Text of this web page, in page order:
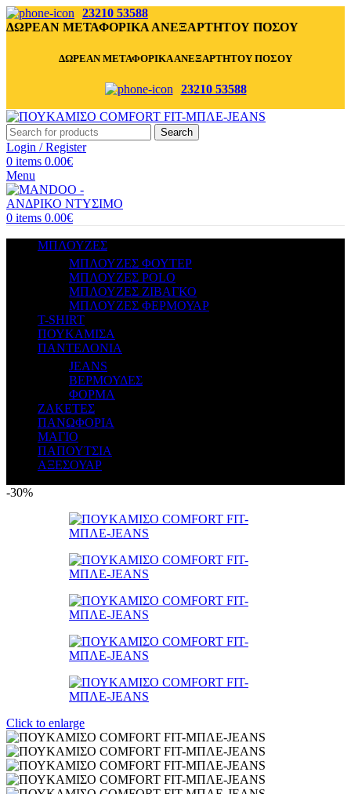
23210 53588
ΔΩΡΕΑΝ ΜΕΤΑΦΟΡΙΚΑ ΑΝΕΞΑΡΤΗΤΟΥ ΠΟΣΟΥ
ΔΩΡΕΑΝ ΜΕΤΑΦΟΡΙΚΑ ΑΝΕΞΑΡΤΗΤΟΥ ΠΟΣΟΥ
23210 53588
Search
Login / Register
0 items 0.00€
Menu
0 items 0.00€
ΜΠΛΟΥΖΕΣ
ΜΠΛΟΥΖΕΣ ΦΟΥΤΕΡ
ΜΠΛΟΥΖΕΣ POLO
ΜΠΛΟΥΖΕΣ ΖΙΒΑΓΚΟ
ΜΠΛΟΥΖΕΣ ΦΕΡΜΟΥΑΡ
T-SHIRT
ΠΟΥΚΑΜΙΣΑ
ΠΑΝΤΕΛΟΝΙΑ
JEANS
ΒΕΡΜΟΥΔΕΣ
ΦΟΡΜΑ
ΖΑΚΕΤΕΣ
ΠΑΝΩΦΟΡΙΑ
ΜΑΓΙΟ
ΠΑΠΟΥΤΣΙΑ
ΑΞΕΣΟΥΑΡ
-30%
Click to enlarge